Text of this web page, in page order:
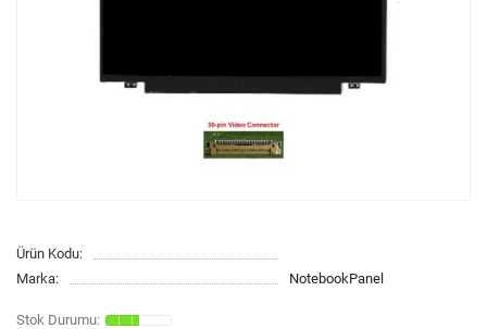
Ürün Kodu:
Marka:
NotebookPanel